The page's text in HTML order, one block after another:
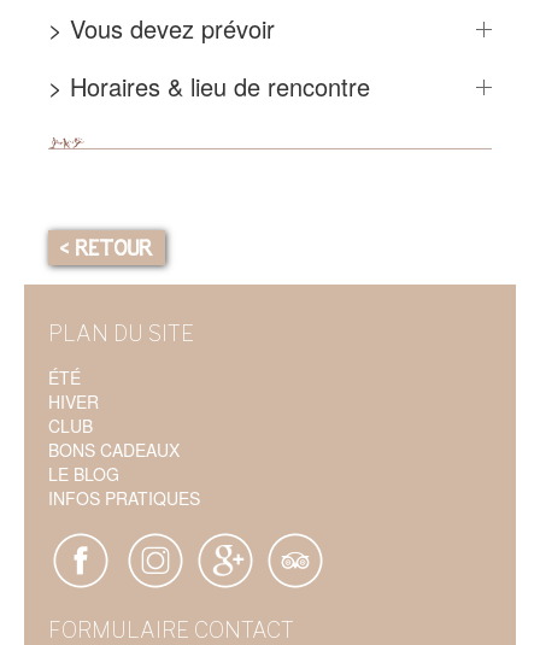
> Vous devez prévoir
> Horaires & lieu de rencontre
< RETOUR
PLAN DU SITE
ÉTÉ
HIVER
CLUB
BONS CADEAUX
LE BLOG
INFOS PRATIQUES
FORMULAIRE CONTACT